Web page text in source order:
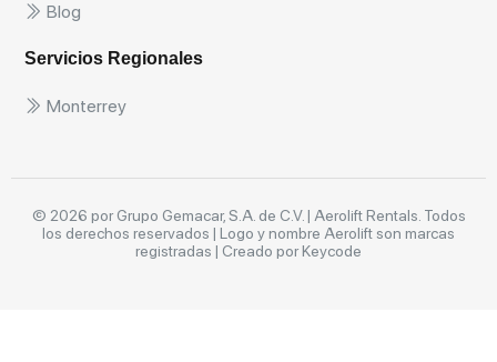
Blog
Servicios Regionales
Monterrey
© 2026 por Grupo Gemacar, S.A. de C.V. | Aerolift Rentals. Todos
los derechos reservados | Logo y nombre Aerolift son marcas
registradas | Creado por Keycode